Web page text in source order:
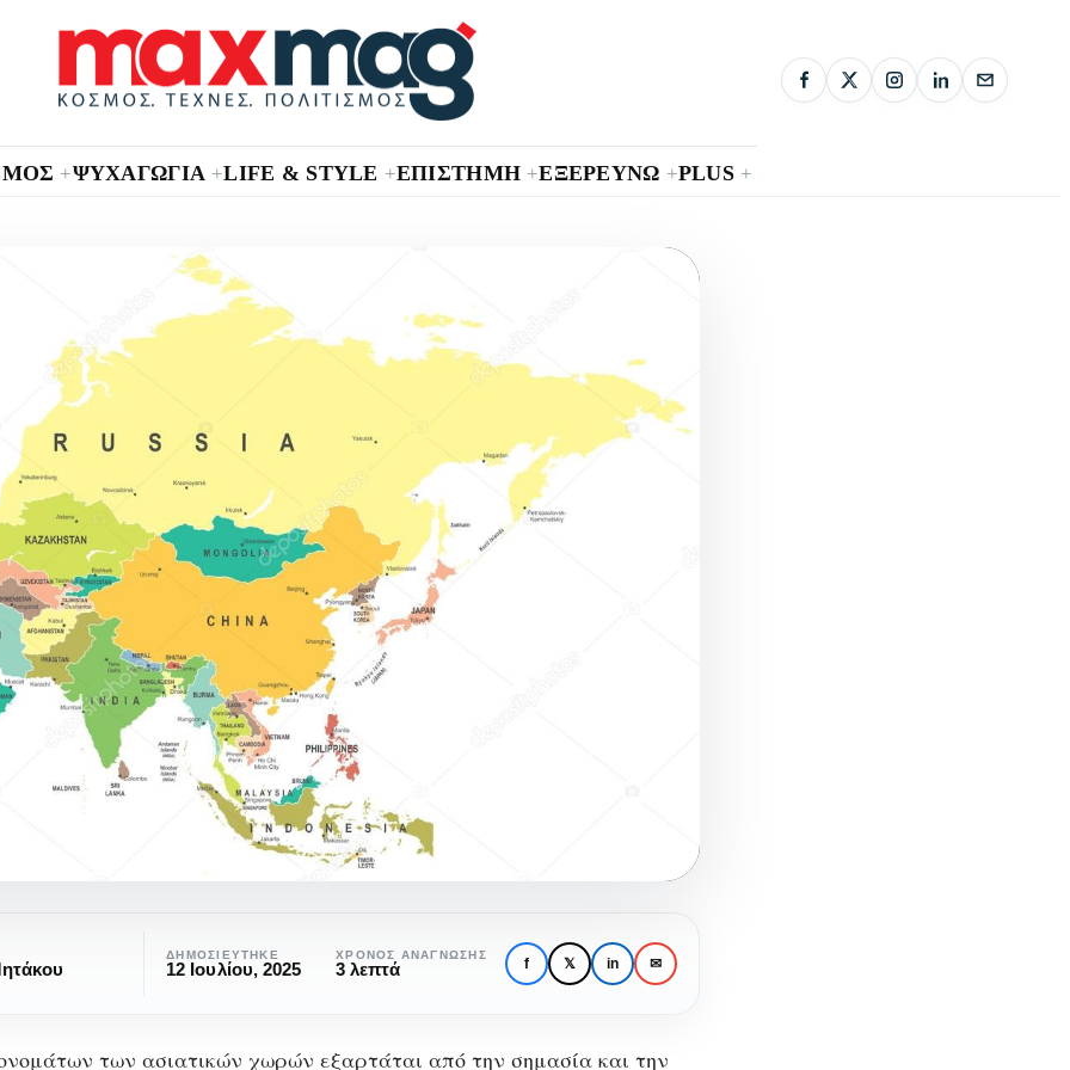
+ΨΥΧΑΓΩΓΙΑ +LIFE & STYLE +ΕΠΙΣΤΗΜΗ +ΕΞΕΡΕΥΝΩ +PLUS +
ΔΗΜΟΣΙΕΎΤΗΚΕ
12 Ιουλίου, 2025
ΧΡΌΝΟΣ ΑΝΆΓΝΩΣΗΣ
3 λεπτά f 𝕏 in ✉
των ασιατικών χωρών εξαρτάται από την σημασία και την